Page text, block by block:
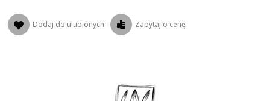
Dodaj do ulubionych Zapytaj o cenę